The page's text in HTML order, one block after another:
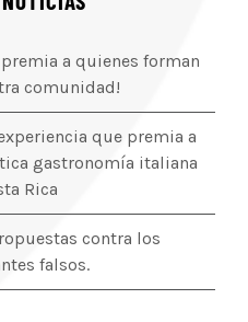
a quienes forman
comunidad!
que premia a
gastronomía italiana
Rica
contra los
falsos.